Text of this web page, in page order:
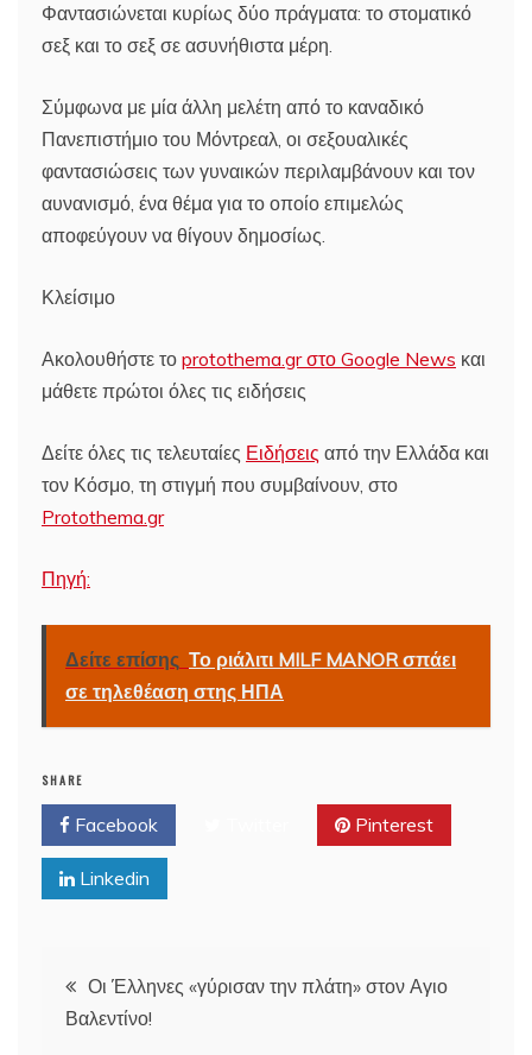
Φαντασιώνεται κυρίως δύο πράγματα: το στοματικό
σεξ και το σεξ σε ασυνήθιστα μέρη.
Σύμφωνα με μία άλλη μελέτη από το καναδικό
Πανεπιστήμιο του Μόντρεαλ, οι σεξουαλικές
φαντασιώσεις των γυναικών περιλαμβάνουν και τον
αυνανισμό, ένα θέμα για το οποίο επιμελώς
αποφεύγουν να θίγουν δημοσίως.
Κλείσιμο
Ακολουθήστε το protothema.gr στο Google News και
μάθετε πρώτοι όλες τις ειδήσεις
Δείτε όλες τις τελευταίες Ειδήσεις από την Ελλάδα και
τον Κόσμο, τη στιγμή που συμβαίνουν, στο
Protothema.gr
Πηγή:
Δείτε επίσης Το ριάλιτι MILF MANOR σπάει
σε τηλεθέαση στης ΗΠΑ
SHARE
Facebook Pinterest
Linkedin
Post
navigation
Οι Έλληνες «γύρισαν την πλάτη» στον Αγιο
Βαλεντίνο!